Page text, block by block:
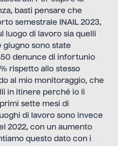
basti pensare che
semestrale INAIL 2023,
luogo di lavoro sia quelli
giugno sono state
denunce di infortunio
rispetto allo stesso
al mio monitoraggio, che
in itinere perché io li
sette mesi di
di lavoro sono invece
2022, con un aumento
questo dato con i